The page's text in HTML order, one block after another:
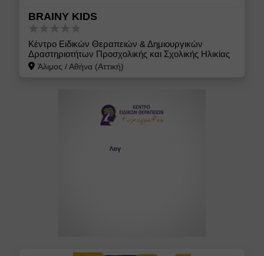
BRAINY KIDS
Κέντρο Ειδικών Θεραπειών & Δημιουργικών
Δραστηριοτήτων Προσχολικής και Σχολικής Ηλικίας
Άλιμος /Αθήνα (Αττική)